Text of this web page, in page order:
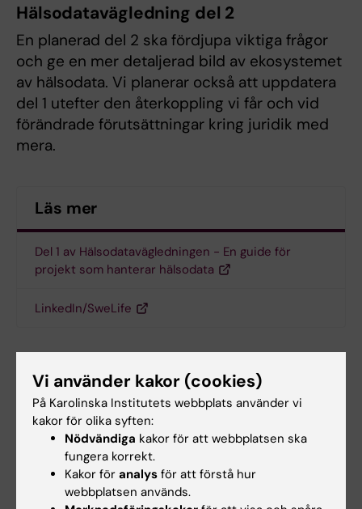
Hälsodatavägledning del 2
En planerad del 2 ska fördjupa viktiga frågor
och ge en mer detaljerad bild av ekosystemet
av hälsodata. Vi planerar också att uppdatera
del 1 utefter den återkoppling vi får och vid
förändrade förutsättningar kring juridik med
mera.
Läs mer
Del 1 av Hälsodatavägledningen - En guide för
projekt som hanterar hälsodata
LinkedIn/SweLife
Om författaren
Rikard Lövströmär läkare med mångårig
erfarenhet av arbete i nationella it-projekt inom
hälso- och sjukvården om att bygga lösningar
(Infektionsverktyget 2009-2011, Stöd för rätt
sjukskrivning 2013-2017), utreda särskilda frågor
Vi använder kakor (cookies)
På Karolinska Institutets webbplats använder vi
kakor för olika syften:
Nödvändiga kakor för att webbplatsen ska
fungera korrekt.
Kakor för analys för att förstå hur
webbplatsen används.